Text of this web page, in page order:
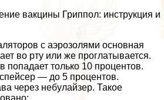
вакцины Гриппол: инструкция и
с аэрозолями основная
во рту или же проглатывается.
попадает только 10 процентов.
— до 5 процентов.
через небулайзер. Такое